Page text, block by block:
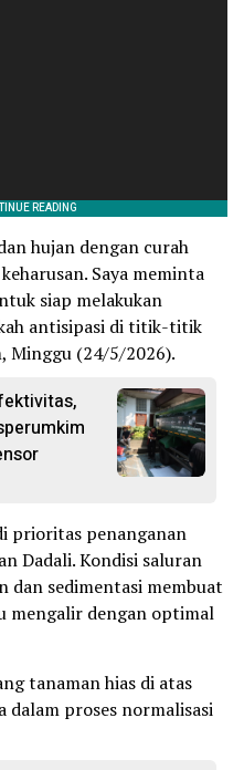
hujan dengan curah
Saya meminta
siap melakukan
antisipasi di titik-titik
Minggu (24/5/2026).
prioritas penanganan
Dadali. Kondisi saluran
dan sedimentasi membuat
mengalir dengan optimal
tanaman hias di atas
proses normalisasi